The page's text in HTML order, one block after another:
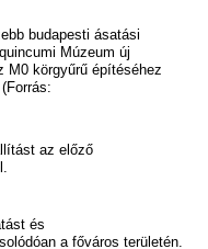
budapesti ásatási
Múzeum új
M0 körgyűrű építéséhez
az előző
és
a főváros területén.